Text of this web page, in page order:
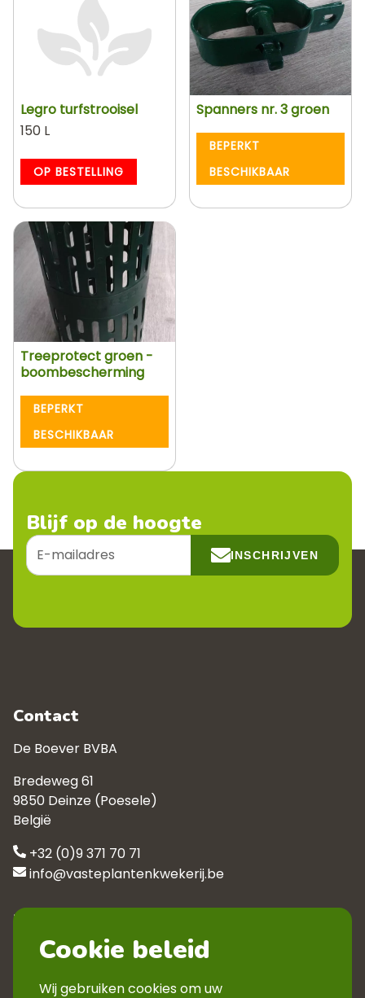
Legro turfstrooisel
150 L
OP BESTELLING
Spanners nr. 3 groen
BEPERKT
BESCHIKBAAR
Treeprotect groen -
boombescherming
BEPERKT
BESCHIKBAAR
Blijf op de hoogte
E-
mailadres
INSCHRIJVEN
Contact
De Boever BVBA
Bredeweg 61
9850 Deinze (Poesele)
België
+32 (0)9 371 70 71
info@vasteplantenkwekerij.be
Klantenservice
Contact
Veelgestelde vragen
Cookie beleid
Wij gebruiken cookies om uw